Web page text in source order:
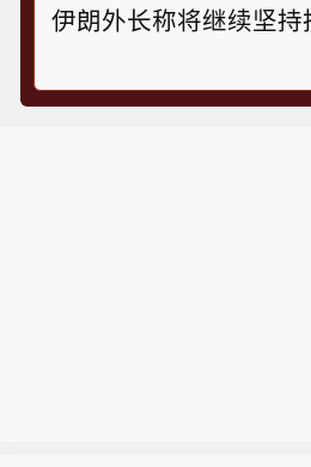
伊朗外长称将继续坚持